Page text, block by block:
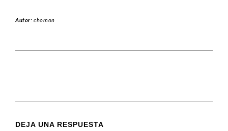
Autor:chomon
DEJA UNA RESPUESTA